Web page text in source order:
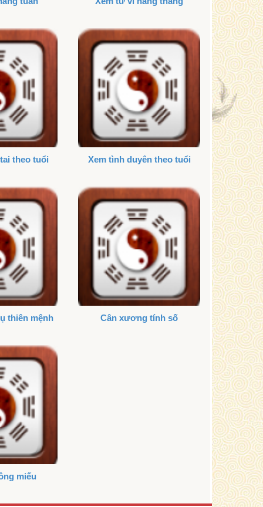
theo tuổi Xem tình duyên theo tuổi
thiên mệnh Cân xương tính số
miếu